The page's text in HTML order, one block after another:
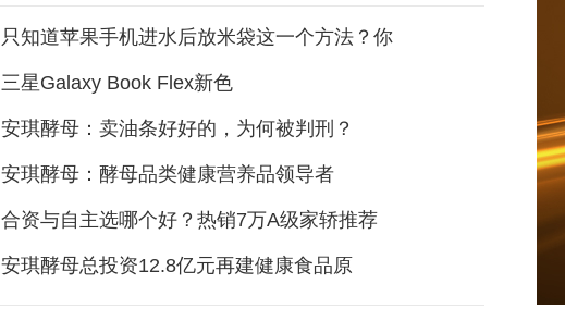
只知道苹果手机进水后放米袋这一个方法？你
三星Galaxy Book Flex新色
安琪酵母：卖油条好好的，为何被判刑？
安琪酵母：酵母品类健康营养品领导者
合资与自主选哪个好？热销7万A级家轿推荐
安琪酵母总投资12.8亿元再建健康食品原